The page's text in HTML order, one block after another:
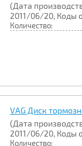
(Дата
2011/06/20, Коды
Количество:
VAG Диск
(Дата
2011/06/20, Коды
Количество: